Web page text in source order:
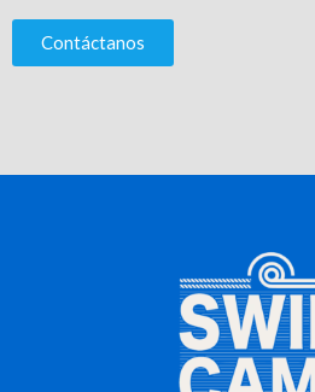
Contáctanos